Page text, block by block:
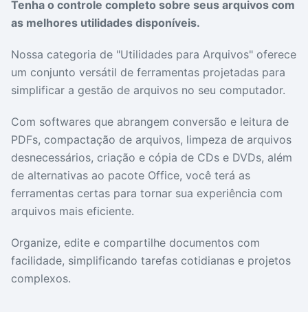
Ver mais
Ver mais
Tenha o controle completo sobre seus arquivos com
as melhores utilidades disponíveis.
Nossa categoria de "Utilidades para Arquivos" oferece
um conjunto versátil de ferramentas projetadas para
simplificar a gestão de arquivos no seu computador.
Com softwares que abrangem conversão e leitura de
PDFs, compactação de arquivos, limpeza de arquivos
desnecessários, criação e cópia de CDs e DVDs, além
de alternativas ao pacote Office, você terá as
ferramentas certas para tornar sua experiência com
arquivos mais eficiente.
Organize, edite e compartilhe documentos com
facilidade, simplificando tarefas cotidianas e projetos
complexos.